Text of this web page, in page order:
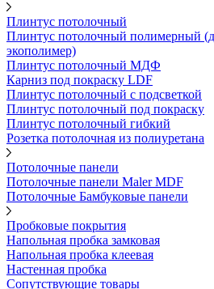
Плинтус потолочный
Плинтус потолочный полимерный
экополимер)
Плинтус потолочный МДФ
Карниз под покраску LDF
Плинтус потолочный с подсветкой
Плинтус потолочный под покраску
Плинтус потолочный гибкий
Розетка потолочная из полиуретана
Потолочные панели
Потолочные панели Maler MDF
Потолочные Бамбуковые панели
Пробковые покрытия
Напольная пробка замковая
Напольная пробка клеевая
Настенная пробка
Сопутствующие товары